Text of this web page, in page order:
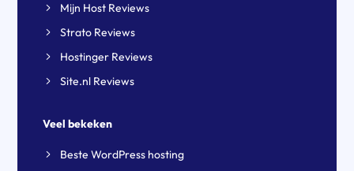
Mijn Host Reviews
Strato Reviews
Hostinger Reviews
Site.nl Reviews
Veel bekeken
Beste WordPress hosting